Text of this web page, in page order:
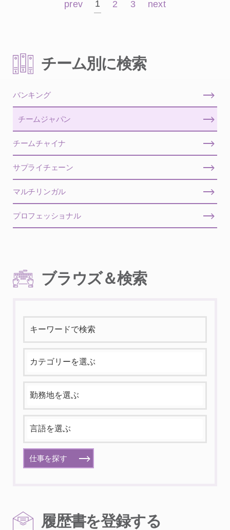
prev 1 2 3 next
チーム別に検索
バンキング
チームジャパン
チームチャイナ
サプライチェーン
マルチリンガル
プロフェッショナル
ブラウズ＆検索
仕事を探す
履歴書を登録する